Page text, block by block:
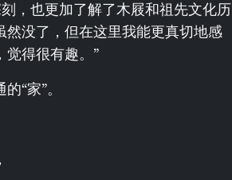
，也更加了解了木屐和祖先文化历
没了，但在这里我能更真切地感
觉得很有趣。”
“家”。